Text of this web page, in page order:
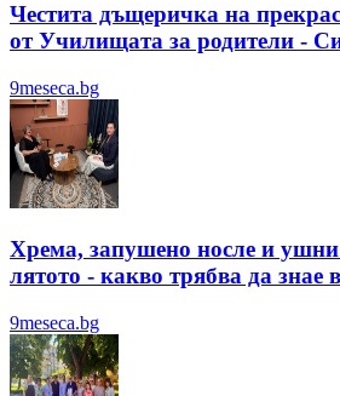
Честита дъщеричка на
от Училищата за родители -
9meseca.bg
Хрема, запушено носле и
лятотo - какво трябва да знае
9meseca.bg